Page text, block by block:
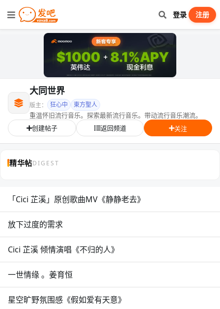
登录 注册
大同世界
版主： 狂心中 東方聖人
重温怀旧流行音乐。探索最新流行音乐。带动流行音乐潮流。
创建帖子
返回频道 关注
精华帖DIGEST
「Cici 芷溪」原创歌曲MV《静静老去》
放下过度的需求
Cici 芷溪 倾情演唱《不归的人》
一世情缘 。姜育恒
星空旷野氛围感《假如爱有天意》